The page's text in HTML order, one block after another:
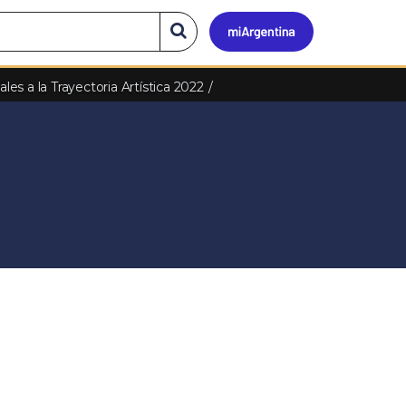
Mi
Buscar
en
el
sitio
a la Trayectoria Artística 2022